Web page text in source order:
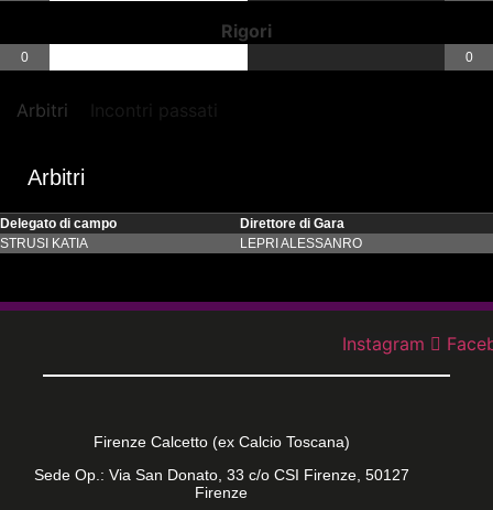
Rigori
0 0
Arbitri Incontri passati
Arbitri
Delegato di campo
Direttore di Gara
STRUSI KATIA
LEPRI ALESSANRO
Instagram
Firenze Calcetto (ex Calcio Toscana)
Sede Op.: Via San Donato, 33 c/o CSI Firenze, 50127
Firenze